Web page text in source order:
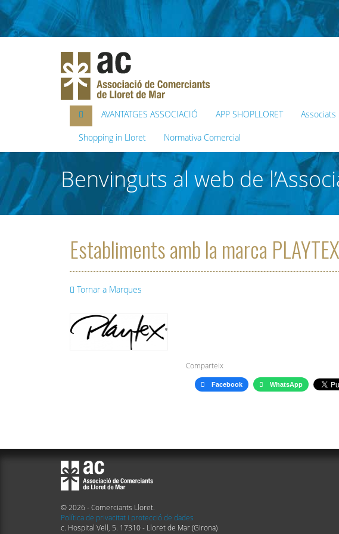
AVANTATGES ASSOCIACIÓ APP SHOPLLORET Associats
Shopping in Lloret Normativa Comercial
Benvinguts al web de
Establiments amb la marca PLAYTEX
Tornar a Marques
Comparteix
Facebook WhatsApp
© 2026 - Comerciants Lloret.
Política de privacitat i protecció de dades
c. Hospital Vell, 5. 17310 - Lloret de Mar (Girona)